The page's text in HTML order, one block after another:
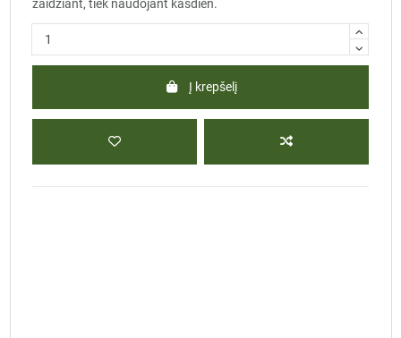
žaidžiant, tiek naudojant kasdien.
Į krepšelį